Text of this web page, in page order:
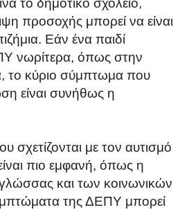
το δημοτικό σχολείο,
προσοχής μπορεί να είναι
Εάν ένα παιδί
νωρίτερα, όπως στην
το κύριο σύμπτωμα που
είναι συνήθως η
με τον αυτισμό
πιο εμφανή, όπως η
και των κοινωνικών
της ΔΕΠΥ μπορεί